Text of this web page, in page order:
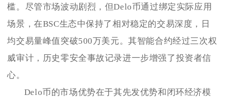
槛。尽管市场波动剧烈，但Delo币通过绑定实际应用
场景，在BSC生态中保持了相对稳定的交易深度，日
均交易量峰值突破500万美元。其智能合约经过三次权
威审计，历史零安全事故记录进一步增强了投资者信
心。
Delo币的市场优势在于其先发优势和闭环经济模